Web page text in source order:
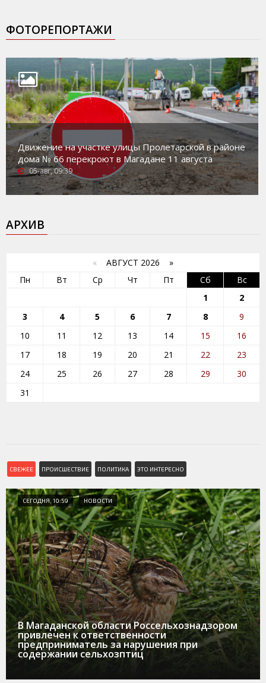
ФОТОРЕПОРТАЖИ
Движение на участке улицы Пролетарской в районе
дома № 66 перекроют в Магадане 11 августа
05-авг, 09:39
АРХИВ
« АВГУСТ 2026 »
Пн
Вт Ср Чт Пт Сб
Вс
1
2
3
4 5 6 7 8
9
10
11 12 13 14 15
16
17
18 19 20 21 22
23
24
25 26 27 28 29
30
31
СВЕЖЕЕ ПРОИСШЕСТВИЕ ПОЛИТИКА ЭТО ИНТЕРЕСНО
СЕГОДНЯ, 10:59 НОВОСТИ
В Магаданской области Россельхознадзором
привлечен к ответственности
предприниматель за нарушения при
содержании сельхозптиц